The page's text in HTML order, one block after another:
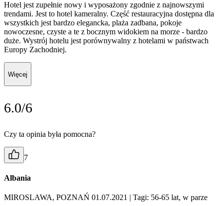
Hotel jest zupełnie nowy i wyposażony zgodnie z najnowszymi
trendami. Jest to hotel kameralny. Część restauracyjna dostępna dla
wszystkich jest bardzo elegancka, plaża zadbana, pokoje
nowoczesne, czyste a te z bocznym widokiem na morze - bardzo
duże. Wystrój hotelu jest porównywalny z hotelami w państwach
Europy Zachodniej.
Więcej
6.0/6
Czy ta opinia była pomocna?
7
Albania
MIROSLAWA, POZNAŃ 01.07.2021 | Tagi: 56-65 lat, w parze